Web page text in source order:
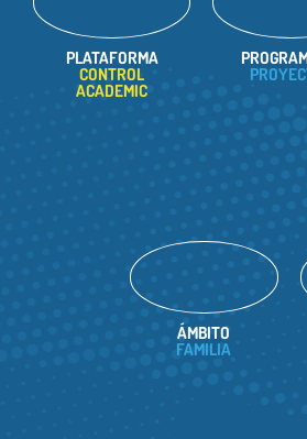
PLATAFORMA
CONTROL
ACADEMIC
ÁMBITO
FAMILIA